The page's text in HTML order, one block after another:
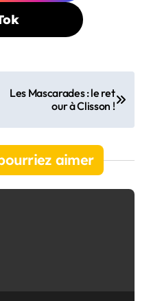
Les Mascarades : le ret
our à Clisson !
aimer